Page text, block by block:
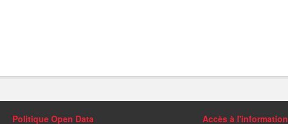
Politique Open Data
Accès à l'information